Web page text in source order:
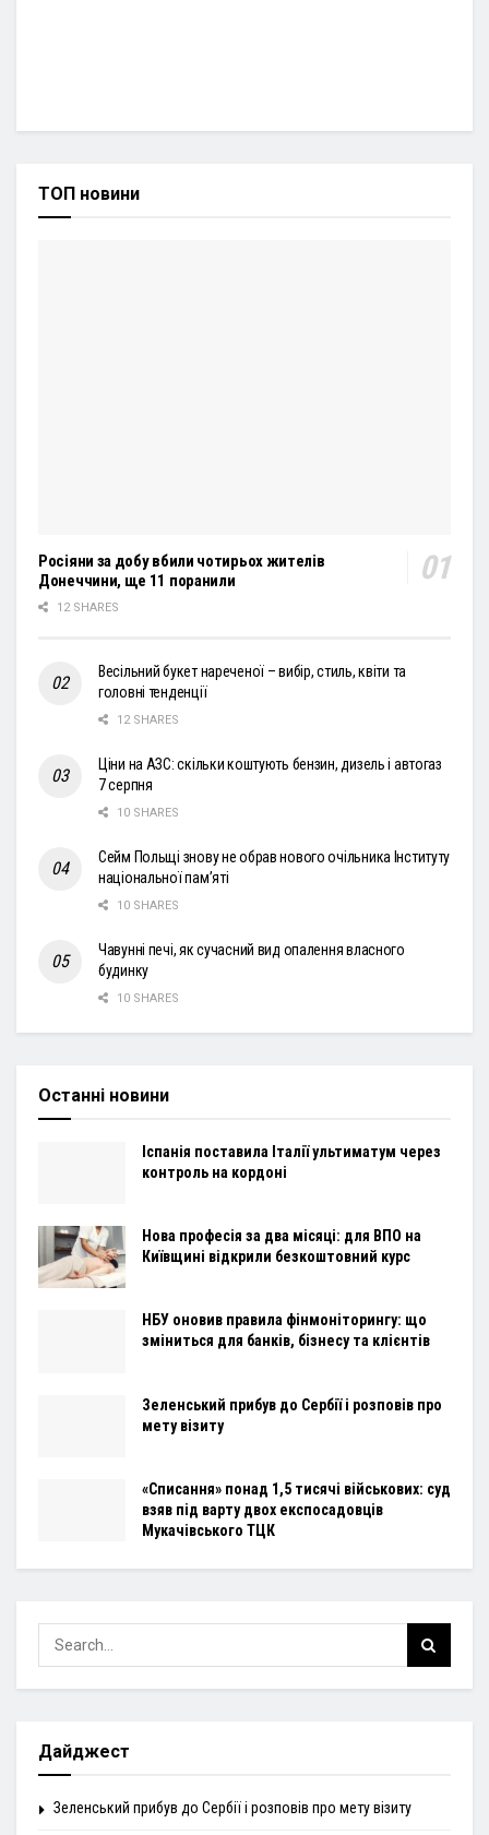
ТОП новини
Росіяни за добу вбили чотирьох жителів
Донеччини, ще 11 поранили
12 SHARES
Весільний букет нареченої – вибір, стиль, квіти та
головні тенденції
12 SHARES
Ціни на АЗС: скільки коштують бензин, дизель і автогаз
7 серпня
10 SHARES
Сейм Польщі знову не обрав нового очільника Інституту
національної пам’яті
10 SHARES
Чавунні печі, як сучасний вид опалення власного
будинку
10 SHARES
Останні новини
Іспанія поставила Італії ультиматум через
контроль на кордоні
Нова професія за два місяці: для ВПО на
Київщині відкрили безкоштовний курс
НБУ оновив правила фінмоніторингу: що
зміниться для банків, бізнесу та клієнтів
Зеленський прибув до Сербії і розповів про
мету візиту
«Списання» понад 1,5 тисячі військових: суд
взяв під варту двох експосадовців
Мукачівського ТЦК
Дайджест
Зеленський прибув до Сербії і розповів про мету візиту